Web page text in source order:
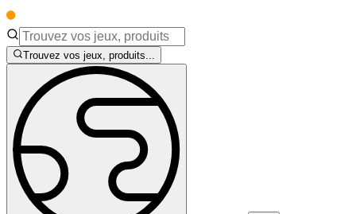
Trouvez vos jeux, produits...